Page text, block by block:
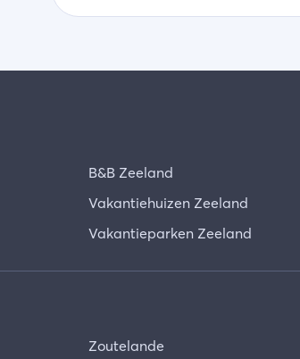
B&B Zeeland
Vakantiehuizen Zeeland
Vakantieparken Zeeland
Zoutelande